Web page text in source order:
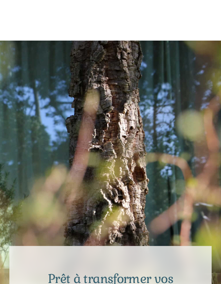
Prêt à transformer vos